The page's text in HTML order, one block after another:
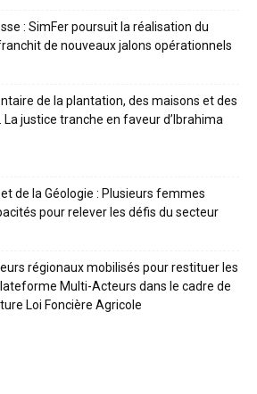
: SimFer poursuit la réalisation du
de nouveaux jalons opérationnels
de la plantation, des maisons et des
La justice tranche en faveur d’Ibrahima
de la Géologie : Plusieurs femmes
pour relever les défis du secteur
régionaux mobilisés pour restituer les
Multi-Acteurs dans le cadre de
Loi Foncière Agricole